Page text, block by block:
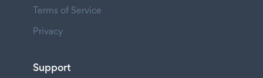
Terms of Service
Privacy
Support